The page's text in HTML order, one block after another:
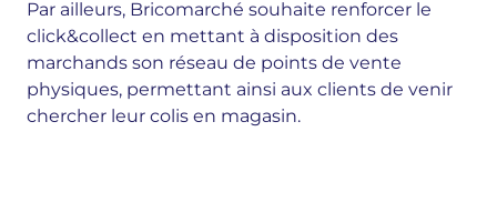
Par ailleurs, Bricomarché souhaite renforcer le
click&collect en mettant à disposition des
marchands son réseau de points de vente
physiques, permettant ainsi aux clients de venir
chercher leur colis en magasin.